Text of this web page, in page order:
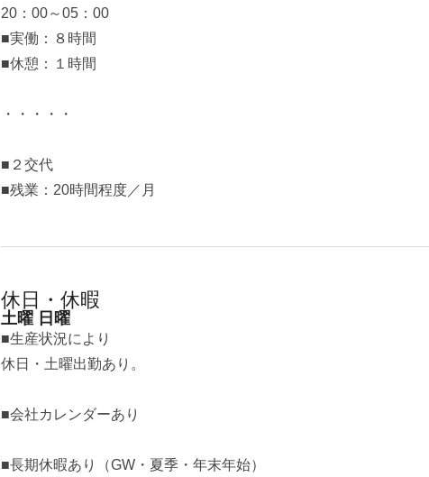
20：00～05：00
■実働：８時間
■休憩：１時間
・・・・・
■２交代
■残業：20時間程度／月
休日・休暇
土曜 日曜
■生産状況により
休日・土曜出勤あり。
■会社カレンダーあり
■長期休暇あり（GW・夏季・年末年始）